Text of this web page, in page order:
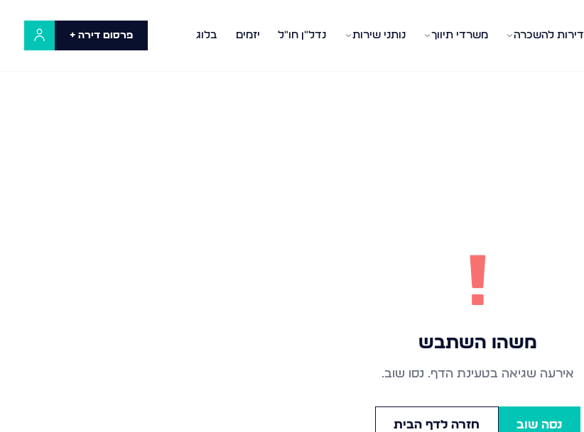
דירות להשכרה משרדי תיווך נותני שירות נדל"ן חו"ל יזמים בלוג פרסום דירה +
!
משהו השתבש
אירעה שגיאה בטעינת הדף. נסו שוב.
נסה שוב חזרה לדף הבית